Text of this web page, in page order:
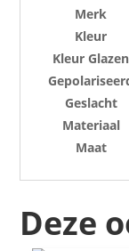
Merk
Kleur
Kleur Glazen
Geslacht
Materiaal
Maat
Deze